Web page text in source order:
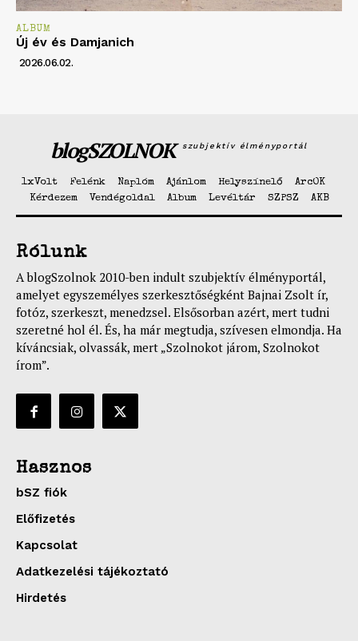
ALBUM
Új év és Damjanich
2026.06.02.
blogSZOLNOK szubjektív élményportál
1xVolt Felénk Naplóm Ajánlom Helyszínelő
ArcOK
Kérdezem
Vendégoldal Album Levéltár SZPSZ AKB
Rólunk
A blogSzolnok 2010-ben indult szubjektív élményportál,
amelyet egyszemélyes szerkesztőségként Bajnai Zsolt ír,
fotóz, szerkeszt, menedzsel. Elsősorban azért, mert tudni
szeretné hol él. És, ha már megtudja, szívesen elmondja. Ha
kíváncsiak, olvassák, mert „Szolnokot járom, Szolnokot
írom”.
Hasznos
bSZ fiók
Előfizetés
Kapcsolat
Adatkezelési tájékoztató
Hirdetés